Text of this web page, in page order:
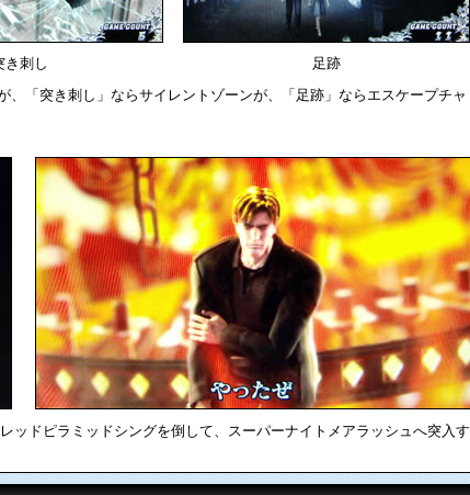
き刺し
足跡
「突き刺し」ならサイレントゾーンが、「足跡」ならエスケープチャ
ドピラミッドシングを倒して、スーパーナイトメアラッシュへ突入す